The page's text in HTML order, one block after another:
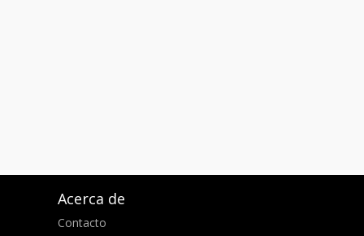
Acerca de
Contacto